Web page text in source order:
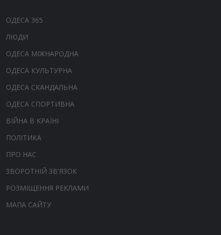
ОДЕСА 365
ЛЮДИ
ОДЕСА МІЖНАРОДНА
ОДЕСА КУЛЬТУРНА
ОДЕСА СКАНДАЛЬНА
ОДЕСА СПОРТИВНА
ВІЙНА В КРАЇНІ
ПОЛІТИКА
ПРО НАС
ЗВОРОТНІЙ ЗВ'ЯЗОК
РОЗМІЩЕННЯ РЕКЛАМИ
МАПА САЙТУ